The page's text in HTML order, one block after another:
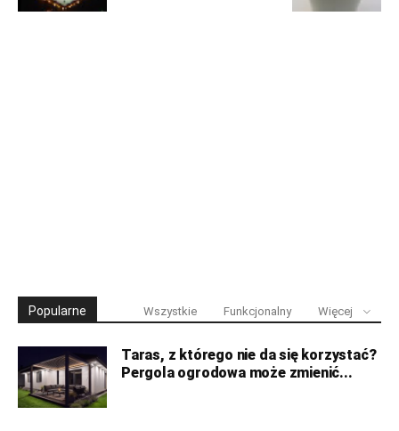
Popularne Wszystkie Funkcjonalny Więcej
Taras, z którego nie da się korzystać?
Pergola ogrodowa może zmienić...